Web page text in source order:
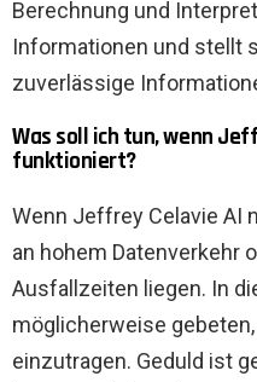
Berechnung und
Informationen und stellt
zuverlässige
Was soll ich tun, wenn
funktioniert?
Wenn Jeffrey Celavie AI
an hohem Datenverkehr
Ausfallzeiten liegen. In
möglicherweise
einzutragen. Geduld ist